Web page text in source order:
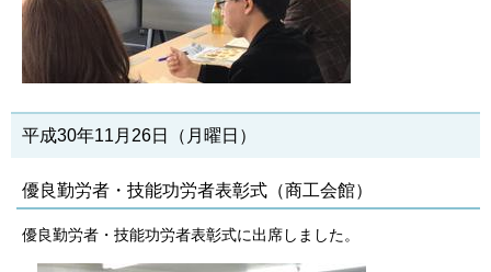
平成30年11月26日（月曜日）
優良勤労者・技能功労者表彰式（商工会館）
優良勤労者・技能功労者表彰式に出席しました。